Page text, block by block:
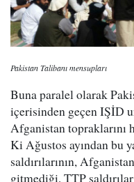
Pakistan Talibanı mensupları
Buna paralel olarak
içerisinden geçen IŞİD
Afganistan topraklarını
Ki Ağustos ayından bu
saldırılarının,
gitmediği, TTP